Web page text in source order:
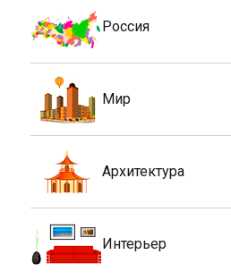
Россия
Мир
Архитектура
Интерьер